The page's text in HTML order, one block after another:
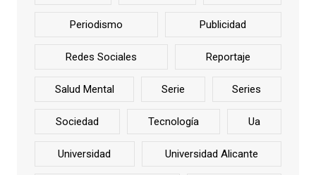
Periodismo Publicidad
Redes Sociales Reportaje
Salud Mental Serie Series
Sociedad Tecnología Ua
Universidad Universidad Alicante